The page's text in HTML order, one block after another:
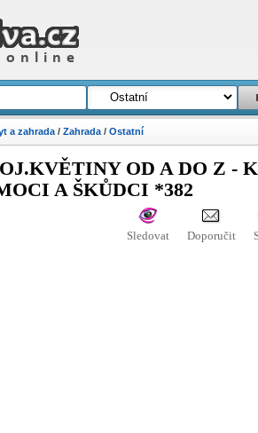
a zahrada/ Zahrada/ Ostatní
OD A DO Z -
A ŠKŮDCI *382
Sledovat Doporučit